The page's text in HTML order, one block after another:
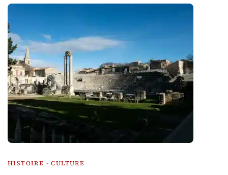
HISTOIRE - CULTURE